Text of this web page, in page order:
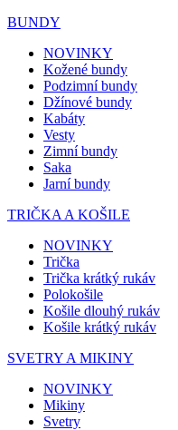
BUNDY
NOVINKY
Kožené bundy
Podzimní bundy
Džínové bundy
Kabáty
Vesty
Zimní bundy
Saka
Jarní bundy
TRIČKA A KOŠILE
NOVINKY
Trička
Trička krátký rukáv
Polokošile
Košile dlouhý rukáv
Košile krátký rukáv
SVETRY A MIKINY
NOVINKY
Mikiny
Svetry